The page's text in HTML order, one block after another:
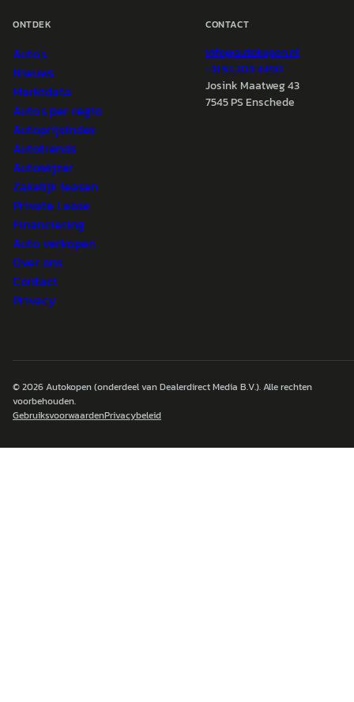
ONTDEK
Auto's
Nieuws
Marktdata
Auto's per regio
Autoprijsindex
Autotrends
Autowijzer
Zakelijk leasen
Private Lease
Financiering
Auto verkopen
Over ons
Contact
Privacy
CONTACT
info@autokopen.nl
+31 53 208 4490
Josink Maatweg 43
7545 PS Enschede
© 2026Autokopen(onderdeel van Dealerdirect Media B.V.). Alle rechten
voorbehouden.
GebruiksvoorwaardenPrivacybeleid